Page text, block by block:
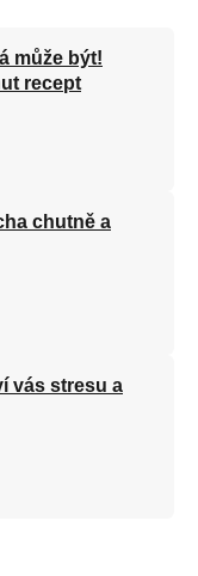
může být!
recept
chutně a
vás stresu a